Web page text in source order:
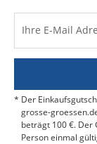
Ihre E-Mail
Der
grosse-
beträgt 100 €. Der
Person einmal